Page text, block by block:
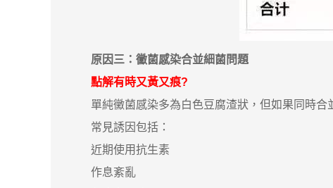
原因三：黴菌感染合並細菌問題
點解有時又黃又痕?
單純黴菌感染多為白色豆腐渣狀，但如果同時合
常見誘因包括：
近期使用抗生素
作息紊亂